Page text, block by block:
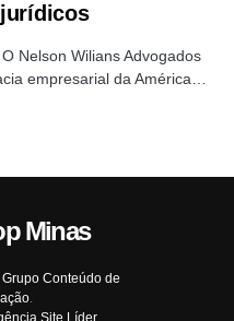
Nelson Wilians Advogados
empresarial da América…
Grupo Conteúdo de
.
Site Líder